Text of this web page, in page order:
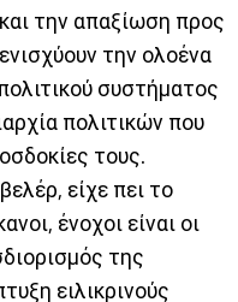
την απαξίωση προς
την ολοένα
συστήματος
πολιτικών που
τους.
είχε πει το
ένοχοι είναι οι
της
ειλικρινούς